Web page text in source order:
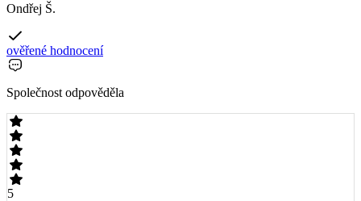
Ondřej Š.
ověřené hodnocení
Společnost odpověděla
5